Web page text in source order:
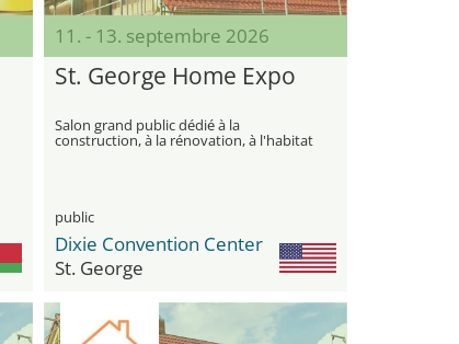
11. - 13. septembre 2026
St. George Home Expo
Salon grand public dédié à la
construction, à la rénovation, à l'habitat
public
Dixie Convention Center
St. George